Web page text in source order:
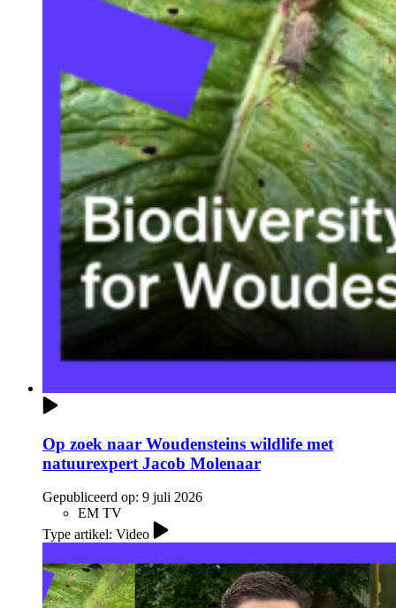
Op zoek naar Woudensteins wildlife met
natuurexpert Jacob Molenaar
Gepubliceerd op: 9 juli 2026
EM TV
Type artikel: Video